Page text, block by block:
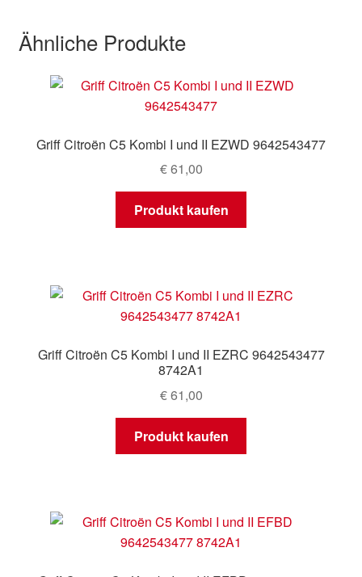
Ähnliche Produkte
Griff Citroën C5 Kombi I und II EZWD 9642543477
€61,00
Produkt kaufen
Griff Citroën C5 Kombi I und II EZRC 9642543477
8742A1
€61,00
Produkt kaufen